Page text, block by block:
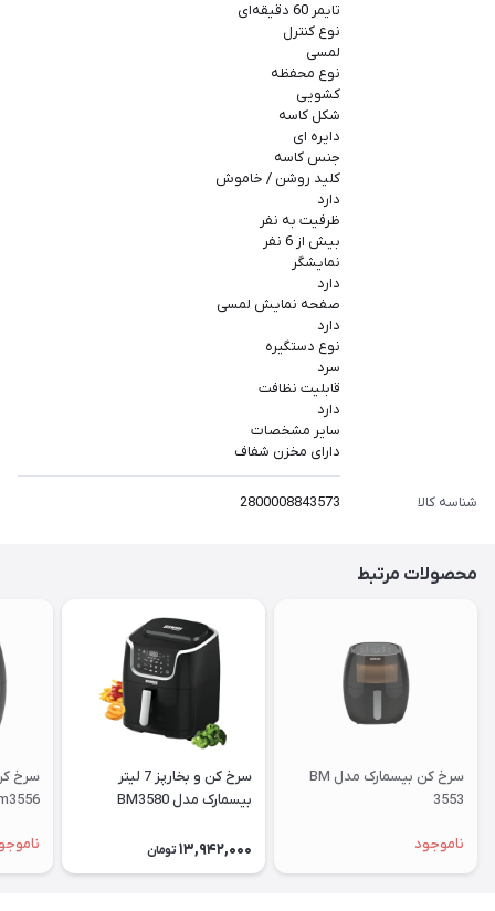
تایمر 60 دقیقه‌ای
نوع کنترل
لمسی
نوع محفظه
کشویی
شکل کاسه
دایره ای
جنس کاسه
کلید روشن / خاموش
دارد
ظرفیت به نفر
بیش از 6 نفر
نمایشگر
دارد
صفحه نمایش لمسی
دارد
نوع دستگیره
سرد
قابلیت نظافت
دارد
سایر مشخصات
دارای مخزن شفاف
شناسه کالا 2800008843573
محصولات مرتبط
سرخ کن بیسمارک مدل BM
3553
ناموجود
سرخ کن و بخارپز 7 لیتر
بیسمارک مدل BM3580
13,942,000 تومان